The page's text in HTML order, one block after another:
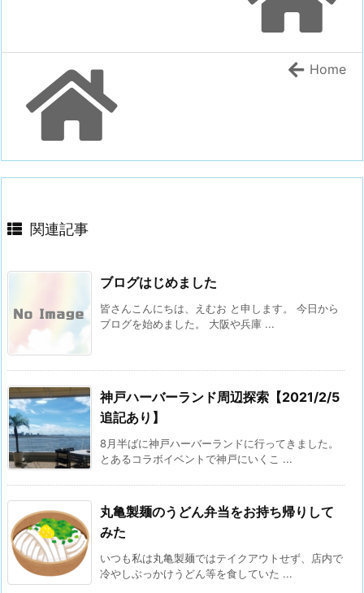
Home
関連記事
ブログはじめました
皆さんこんにちは、えむお と申します。 今日から
ブログを始めました。 大阪や兵庫 ...
神戸ハーバーランド周辺探索【2021/2/5
追記あり】
8月半ばに神戸ハーバーランドに行ってきました。
とあるコラボイベントで神戸にいくこ ...
丸亀製麺のうどん弁当をお持ち帰りして
みた
いつも私は丸亀製麺ではテイクアウトせず、店内で
冷やしぶっかけうどん等を食していた ...